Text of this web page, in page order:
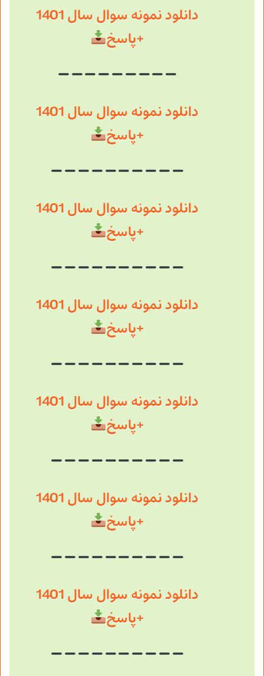
دانلود نمونه سوال سال 1401
+پاسخ
دانلود نمونه سوال سال 1401
+پاسخ
دانلود نمونه سوال سال 1401
+پاسخ
دانلود نمونه سوال سال 1401
+پاسخ
دانلود نمونه سوال سال 1401
+پاسخ
دانلود نمونه سوال سال 1401
+پاسخ
دانلود نمونه سوال سال 1401
+پاسخ